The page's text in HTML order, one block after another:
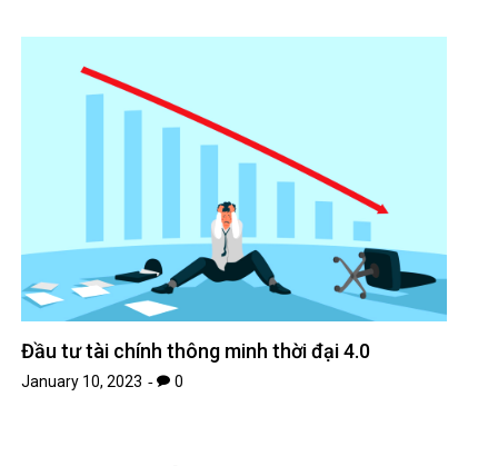
Đầu tư tài chính thông minh thời đại 4.0
January 10, 2023 0